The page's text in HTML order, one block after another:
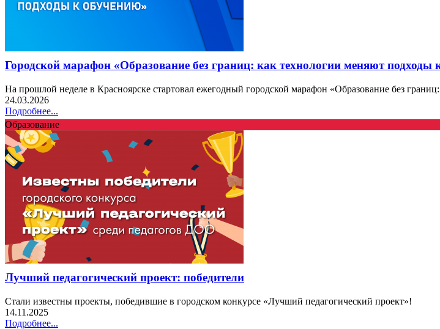
Городской марафон «Образование без границ: как технологии меняют подходы
На прошлой неделе в Красноярске стартовал ежегодный городской марафон «Образование без
24.03.2026
Подробнее...
Образование
Лучший педагогический проект: победители
Стали известны проекты, победившие в городском конкурсе «Лучший педагогический проект»!
14.11.2025
Подробнее...